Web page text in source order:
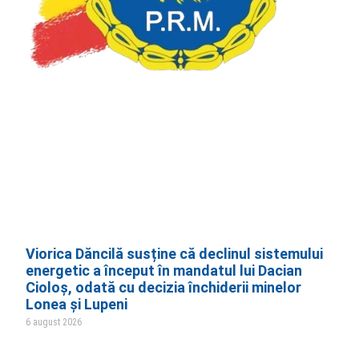
Viorica Dăncilă susține că declinul sistemului
energetic a început în mandatul lui Dacian
Cioloș, odată cu decizia închiderii minelor
Lonea și Lupeni
6 august 2026